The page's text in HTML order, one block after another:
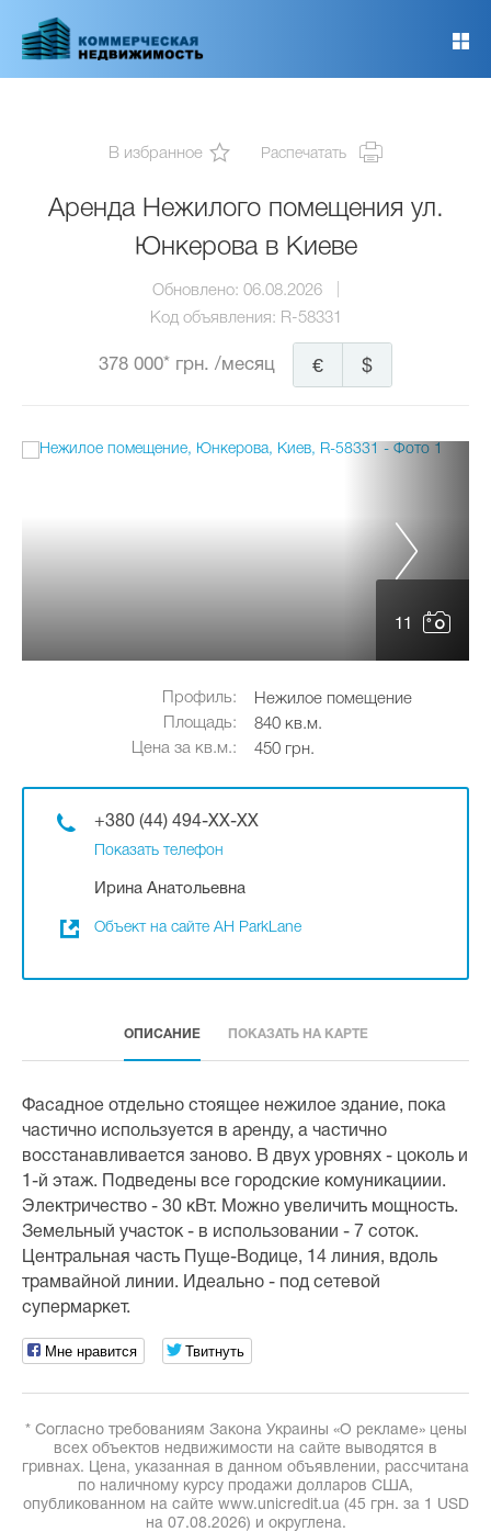
основному
В избранное Распечатать
Аренда Нежилого помещения ул.
Юнкерова в Киеве
Обновлено: 06.08.2026
Код объявления: R-58331
378 000* грн. /месяц $
€
11
Профиль:
Нежилое помещение
Площадь:
840 кв.м.
Цена за кв.м.:
450 грн.
+380 (44) 494-XX-XX
Показать телефон
Ирина Анатольевна
Объект на сайте АН ParkLane
ОПИСАНИЕ ПОКАЗАТЬ НА КАРТЕ
Фасадное отдельно стоящее нежилое здание, пока
частично используется в аренду, а частично
восстанавливается заново. В двух уровнях - цоколь и
1-й этаж. Подведены все городские комуникациии.
Электричество - 30 кВт. Можно увеличить мощность.
Земельный участок - в использовании - 7 соток.
Центральная часть Пуще-Водице, 14 линия, вдоль
трамвайной линии. Идеально - под сетевой
супермаркет.
Мне нравится Твитнуть
* Согласно требованиям Закона Украины «О рекламе» цены
всех объектов недвижимости на сайте выводятся в
гривнах. Цена, указанная в данном объявлении, рассчитана
по наличному курсу продажи долларов США,
опубликованном на сайте www.unicredit.ua (45 грн. за 1 USD
на 07.08.2026) и округлена.